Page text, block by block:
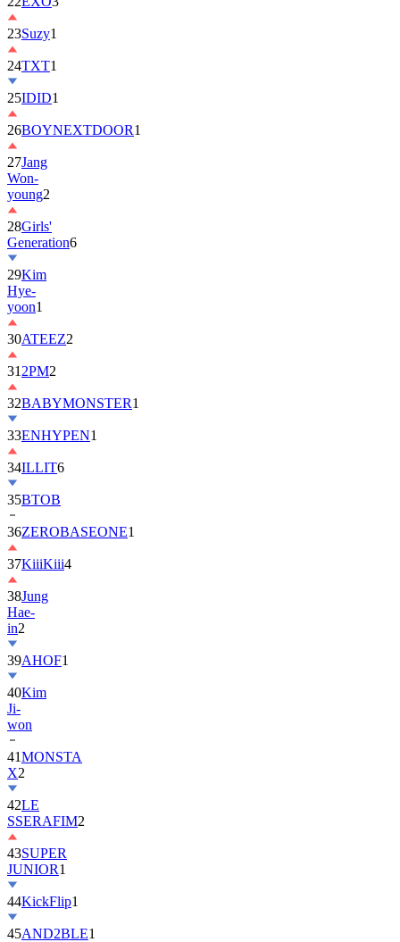
23Suzy1
24TXT1
25IDID1
26BOYNEXTDOOR1
27Jang
Won-
young2
28Girls'
Generation6
29Kim
Hye-
yoon1
30ATEEZ2
31 2PM2
32BABYMONSTER1
33ENHYPEN1
34ILLIT6
35BTOB
36ZEROBASEONE1
37KiiiKiii4
38Jung
Hae-
in2
39AHOF1
40Kim
Ji-
won
41MONSTA
X2
42LE
SSERAFIM2
43SUPER
JUNIOR1
44KickFlip1
45AND2BLE1